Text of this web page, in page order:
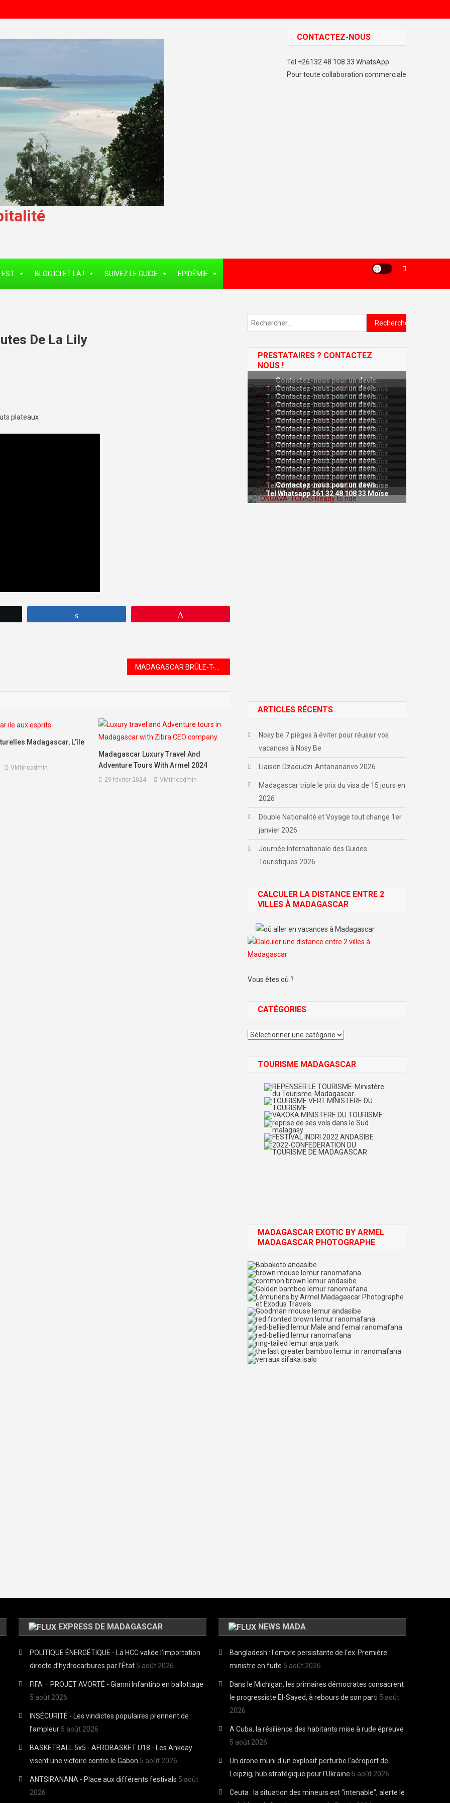
CONTACTEZ-NOUS
Tel +26132 48 108 33 WhatsApp
Pour toute collaboration commerciale
EST BLOG ICI ET LÀ ! SUIVEZ LE GUIDE EPIDÉMIE
De La Lily
plateaux
Madagascar, L’île
VMtinoadmin
Madagascar Luxury Travel And
Adventure Tours With Armel 2024
29 février 2024 VMtinoadmin
Rechercher :
PRESTATAIRES ? CONTACTEZ
NOUS !
Contactez-nous pour un devis.
Tel Whatsapp 261 32 48 108 33 Moïse
Contactez-nous pour un devis.
Tel Whatsapp 261 32 48 108 33 Moïse
Contactez-nous pour un devis.
Tel Whatsapp 261 32 48 108 33 Moïse
Contactez-nous pour un devis.
Tel Whatsapp 261 32 48 108 33 Moïse
Contactez-nous pour un devis.
Tel Whatsapp 261 32 48 108 33 Moïse
Contactez-nous pour un devis.
Tel Whatsapp 261 32 48 108 33 Moïse
Contactez-nous pour un devis.
Tel Whatsapp 261 32 48 108 33 Moïse
Contactez-nous pour un devis.
Tel Whatsapp 261 32 48 108 33 Moïse
Contactez-nous pour un devis.
Tel Whatsapp 261 32 48 108 33 Moïse
Contactez-nous pour un devis.
Tel Whatsapp 261 32 48 108 33 Moïse
Contactez-nous pour un devis.
Tel Whatsapp 261 32 48 108 33 Moïse
Contactez-nous pour un devis.
Tel Whatsapp 261 32 48 108 33 Moïse
Contactez-nous pour un devis.
Tel Whatsapp 261 32 48 108 33 Moïse
Contactez-nous pour un devis.
Tel Whatsapp 261 32 48 108 33 Moïse
ARTICLES RÉCENTS
Nosy be 7 pièges à éviter pour réussir vos
vacances à Nosy Be
Liaison Dzaoudzi-Antananarivo 2026
Madagascar triple le prix du visa de 15 jours en
2026
Double Nationalité et Voyage tout change 1er
janvier 2026
Journée Internationale des Guides
Touristiques 2026
CALCULER LA DISTANCE ENTRE 2
VILLES À MADAGASCAR
Vous êtes où ?
CATÉGORIES
Catégories
TOURISME MADAGASCAR
MADAGASCAR EXOTIC BY ARMEL
MADAGASCAR PHOTOGRAPHE
EXPRESS DE MADAGASCAR
POLITIQUE ÉNERGÉTIQUE - La HCC valide l’importation
directe d’hydrocarbures par l’État 5 août 2026
FIFA – PROJET AVORTÉ - Gianni Infantino en ballottage
5 août 2026
INSÉCURITÉ - Les vindictes populaires prennent de
l’ampleur 5 août 2026
BASKETBALL 5x5 - AFROBASKET U18 - Les Ankoay
visent une victoire contre le Gabon 5 août 2026
ANTSIRANANA - Place aux différents festivals 5 août
2026
NEWS MADA
Bangladesh : l'ombre persistante de l'ex-Première
ministre en fuite 5 août 2026
Dans le Michigan, les primaires démocrates consacrent
le progressiste El-Sayed, à rebours de son parti 5 août
2026
A Cuba, la résilience des habitants mise à rude épreuve
5 août 2026
Un drone muni d'un explosif perturbe l'aéroport de
Leipzig, hub stratégique pour l'Ukraine 5 août 2026
Ceuta : la situation des mineurs est "intenable", alerte le